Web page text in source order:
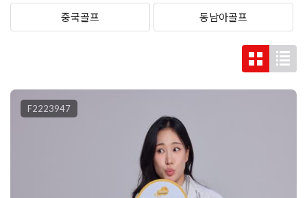
중국골프 동남아골프
F2223947